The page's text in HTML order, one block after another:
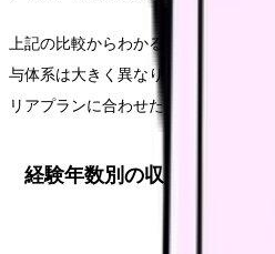
上記の比較からわかるように、クリ
与体系は大きく異なります。自分の
リアプランに合わせたクリニック選び
経験年数別の収入推移